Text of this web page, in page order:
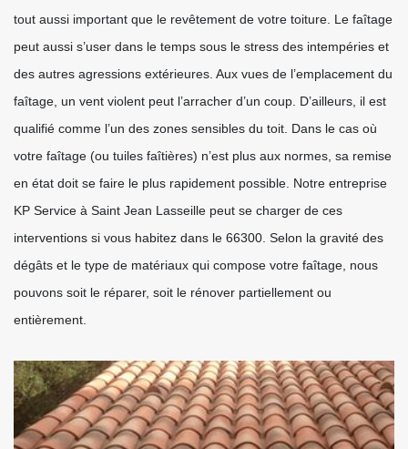
tout aussi important que le revêtement de votre toiture. Le faîtage
peut aussi s’user dans le temps sous le stress des intempéries et
des autres agressions extérieures. Aux vues de l’emplacement du
faîtage, un vent violent peut l’arracher d’un coup. D’ailleurs, il est
qualifié comme l’un des zones sensibles du toit. Dans le cas où
votre faîtage (ou tuiles faîtières) n’est plus aux normes, sa remise
en état doit se faire le plus rapidement possible. Notre entreprise
KP Service à Saint Jean Lasseille peut se charger de ces
interventions si vous habitez dans le 66300. Selon la gravité des
dégâts et le type de matériaux qui compose votre faîtage, nous
pouvons soit le réparer, soit le rénover partiellement ou
entièrement.